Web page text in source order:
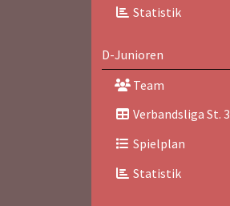
Statistik
D-Junioren
Team
Verbandsliga St. 3
Spielplan
Statistik